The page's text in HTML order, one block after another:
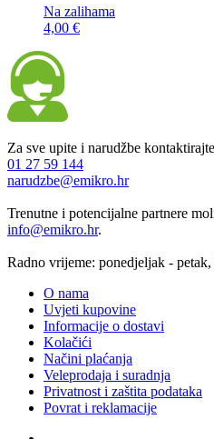
Na zalihama
4,00 €
Za sve upite i narudžbe
01 27 59 144
narudzbe@emikro.hr
Trenutne i potencijalne partnere
info@emikro.hr.
Radno vrijeme: ponedjeljak - petak,
O nama
Uvjeti kupovine
Informacije o dostavi
Kolačići
Načini plaćanja
Veleprodaja i suradnja
Privatnost i zaštita podataka
Povrat i reklamacije